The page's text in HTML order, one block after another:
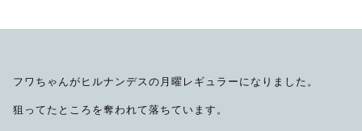
フワちゃんがヒルナンデスの月曜レギュラーになりました。
狙ってたところを奪われて落ちています。
アクセサリー